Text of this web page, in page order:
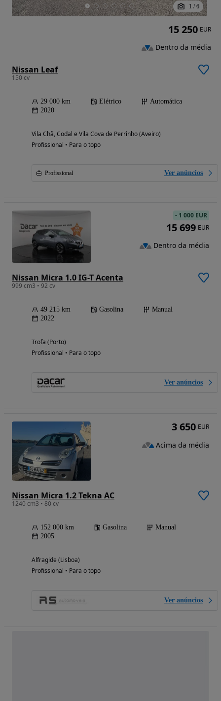
1 / 6
Nissan Leaf
150 cv
29 000 km Elétrico
Automática
2020
Vila Chã, Codal e Vila Cova de Perrinho (Aveiro)
Profissional • Para o topo
Profissional Ver anúncios
15 250 EUR
Dentro da média
Nissan Micra 1.0 IG-T Acenta
999 cm3 • 92 cv
49 215 km Gasolina
Manual
2022
Trofa (Porto)
Profissional • Para o topo
Ver anúncios
- 1 000 EUR
15 699 EUR
Dentro da média
Nissan Micra 1.2 Tekna AC
1240 cm3 • 80 cv
152 000 km Gasolina
Manual
2005
Alfragide (Lisboa)
Profissional • Para o topo
Ver anúncios
3 650 EUR
Acima da média